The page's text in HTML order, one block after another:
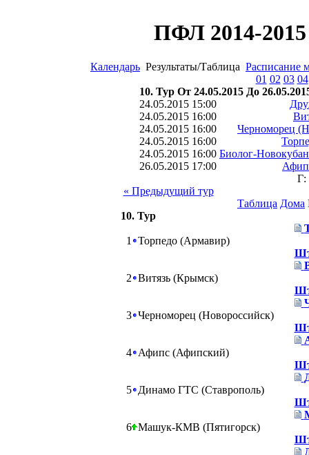
ПФЛ 2014-
Календарь Результаты/Таблица Расписание
01 02 03 04
10. Тур От 24.05.2015 До
24.05.2015 15:00
24.05.2015 16:00
24.05.2015 16:00
Черноморец
24.05.2015 16:00
24.05.2015 16:00 Биолог-
26.05.2015 17:00
« Предыдущий тур
Таблица Дома
10. Тур
1 Торпедо (Армавир)
2 Витязь (Крымск)
3 Черноморец (Новороссийск)
4 Афипс (Афипский)
5 Динамо ГТС (Ставрополь)
6 Машук-КМВ (Пятигорск)